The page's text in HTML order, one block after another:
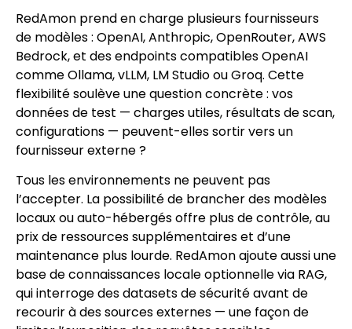
RedAmon prend en charge plusieurs fournisseurs
de modèles : OpenAI, Anthropic, OpenRouter, AWS
Bedrock, et des endpoints compatibles OpenAI
comme Ollama, vLLM, LM Studio ou Groq. Cette
flexibilité soulève une question concrète : vos
données de test — charges utiles, résultats de scan,
configurations — peuvent-elles sortir vers un
fournisseur externe ?
Tous les environnements ne peuvent pas
l’accepter. La possibilité de brancher des modèles
locaux ou auto-hébergés offre plus de contrôle, au
prix de ressources supplémentaires et d’une
maintenance plus lourde. RedAmon ajoute aussi une
base de connaissances locale optionnelle via RAG,
qui interroge des datasets de sécurité avant de
recourir à des sources externes — une façon de